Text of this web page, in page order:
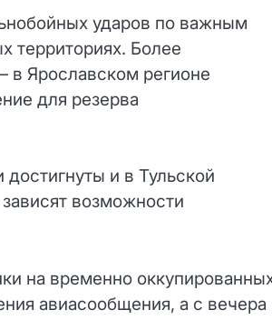
ударов по важным
территориях. Более
в Ярославском регионе
для резерва
и в Тульской
возможности
на временно
авиасообщения, а с вечера